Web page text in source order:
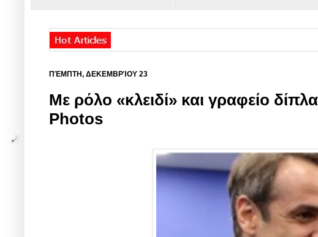
ΠΈΜΠΤΗ, ΔΕΚΕΜΒΡΊΟΥ 23
Με ρόλο «κλειδί» και γραφείο
Photos